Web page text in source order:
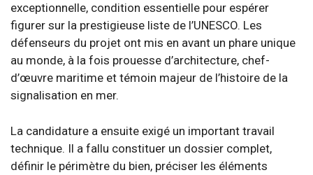
exceptionnelle, condition essentielle pour espérer
figurer sur la prestigieuse liste de l’UNESCO. Les
défenseurs du projet ont mis en avant un phare unique
au monde, à la fois prouesse d’architecture, chef-
d’œuvre maritime et témoin majeur de l’histoire de la
signalisation en mer.
La candidature a ensuite exigé un important travail
technique. Il a fallu constituer un dossier complet,
définir le périmètre du bien, préciser les éléments